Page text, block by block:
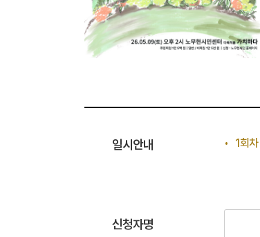
일시안내 1회차
신청자명